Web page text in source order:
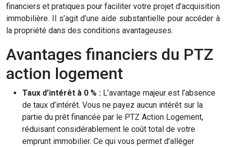
financiers et pratiques pour faciliter votre projet d’acquisition
immobilière. Il s’agit d’une aide substantielle pour accéder à
la propriété dans des conditions avantageuses.
Avantages financiers du PTZ
action logement
Taux d’intérêt à 0 % : L’avantage majeur est l’absence
de taux d’intérêt. Vous ne payez aucun intérêt sur la
partie du prêt financée par le PTZ Action Logement,
réduisant considérablement le coût total de votre
emprunt immobilier. Ce qui vous permet d’alléger